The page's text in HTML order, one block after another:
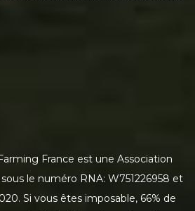
France est une Association
le numéro RNA: W751226958 et
Si vous êtes imposable, 66% de